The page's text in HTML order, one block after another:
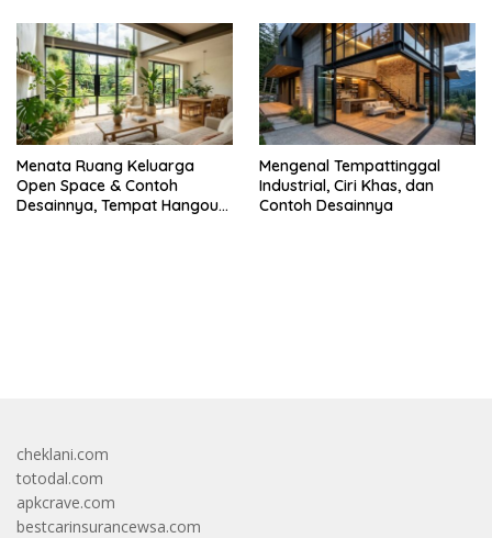
Menata Ruang Keluarga
Open Space & Contoh
Desainnya, Tempat Hangout
Mengenal Tempattinggal
Industrial, Ciri Khas, dan
Contoh Desainnya
cheklani.com
totodal.com
apkcrave.com
bestcarinsurancewsa.com